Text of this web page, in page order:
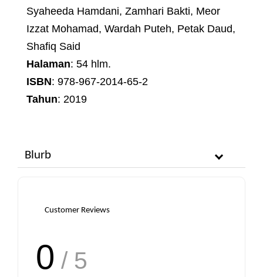
Syaheeda Hamdani, Zamhari Bakti, Meor
Izzat Mohamad, Wardah Puteh, Petak Daud,
Shafiq Said
Halaman: 54 hlm.
ISBN: 978-967-2014-65-2
Tahun: 2019
Blurb
Customer Reviews
0 / 5